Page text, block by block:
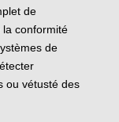
de
la conformité
de
ou vétusté des